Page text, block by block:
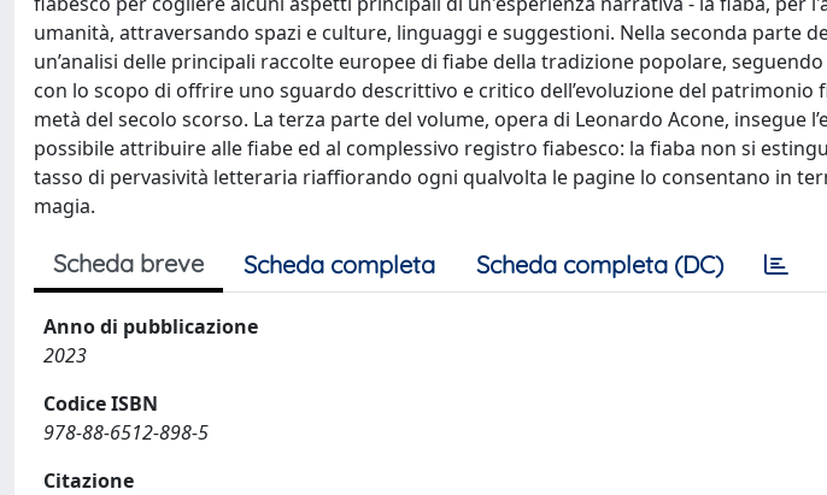
umanità, attraversando spazi e culture, linguaggi e suggestioni. Nella seconda parte
un’analisi delle principali raccolte europee di fiabe della tradizione popolare,
con lo scopo di offrire uno sguardo descrittivo e critico dell’evoluzione del patrimonio
metà del secolo scorso. La terza parte del volume, opera di Leonardo Acone, insegue
possibile attribuire alle fiabe ed al complessivo registro fiabesco: la fiaba non si
tasso di pervasività letteraria riaffiorando ogni qualvolta le pagine lo consentano in
magia.
Scheda breve Scheda completa Scheda completa (DC)
Anno di pubblicazione
2023
Codice ISBN
978-88-6512-898-5
Citazione